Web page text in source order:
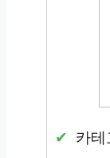
카테